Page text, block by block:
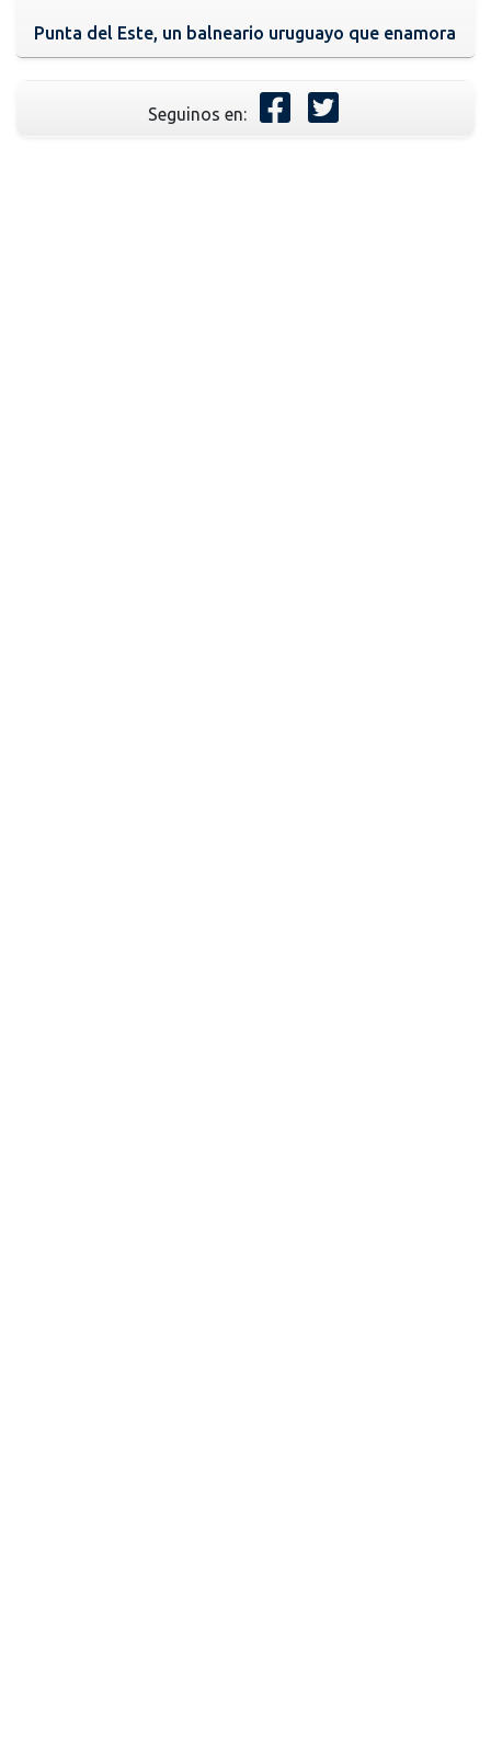
Punta del Este, un balneario uruguayo que enamora
Seguinos en: